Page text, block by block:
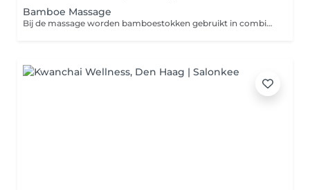
Bamboe Massage
Bij de massage worden bamboestokken gebruikt in combinatie met handen en een speciale massage olie. Deze massage olie bevat een viscositeit die zeer prettig samenwerkt in combinatie met de bamboestokken. De bamboestokken werken als verlengstuk van de ellebogen, voorarmen en handen en helpen bij het overbrengen van energie en stimuleren het zelfhelende proces in het lichaam.